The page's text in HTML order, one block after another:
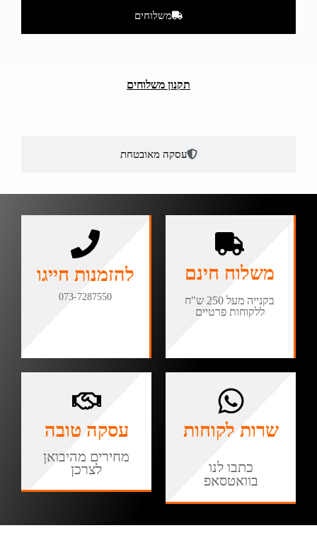
משלוחים
עסקה מאובטחת
תקנון משלוחים
משלוח חינם
בקנייה מעל 250 ש"ח
ללקוחות פרטיים
להזמנות חייגו
073-7287550
שרות לקוחות
כתבו לנו
בוואטסאפ
עסקה טובה
מחירים מהיבואן
לצרכן